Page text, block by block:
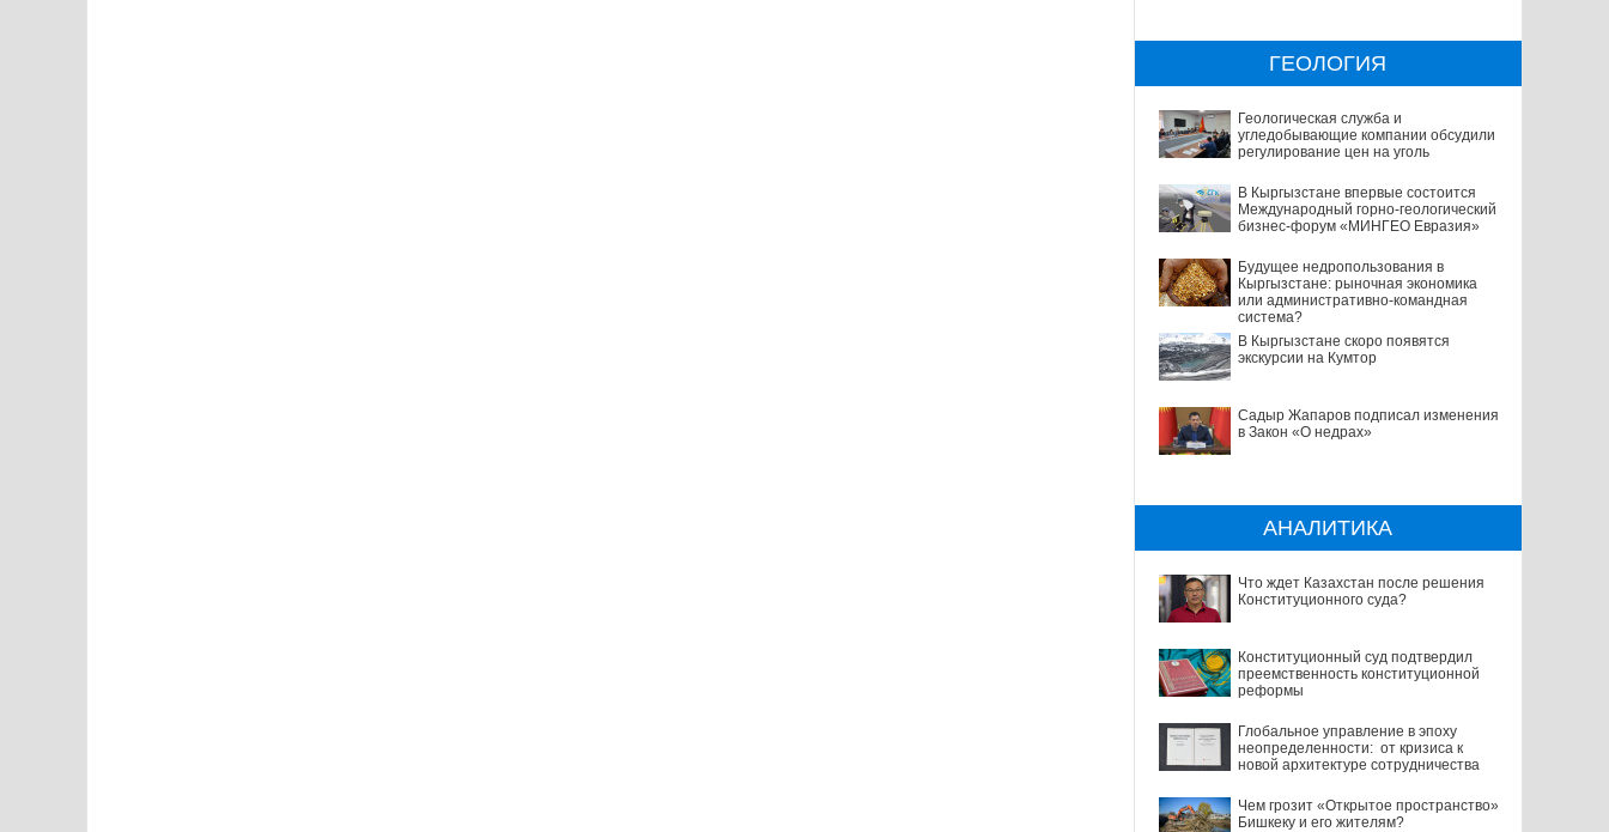
ГЕОЛОГИЯ
Геологическая служба и
угледобывающие компании обсудили
регулирование цен на уголь
В Кыргызстане впервые состоится
Международный горно-геологический
бизнес-форум «МИНГЕО Евразия»
Будущее недропользования в
Кыргызстане: рыночная экономика
или административно-командная
система?
В Кыргызстане скоро появятся
экскурсии на Кумтор
Садыр Жапаров подписал изменения
в Закон «О недрах»
АНАЛИТИКА
Что ждет Казахстан после решения
Конституционного суда?
Конституционный суд подтвердил
преемственность конституционной
реформы
Глобальное управление в эпоху
неопределенности: от кризиса к
новой архитектуре сотрудничества
Чем грозит «Открытое пространство»
Бишкеку и его жителям?